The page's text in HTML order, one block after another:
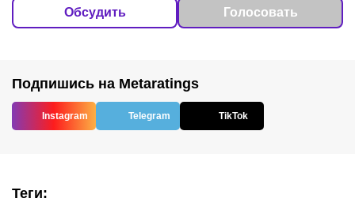
Обсудить Голосовать
Подпишись на Metaratings
Instagram Telegram TikTok
Теги: